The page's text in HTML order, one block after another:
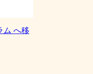
ム へ移